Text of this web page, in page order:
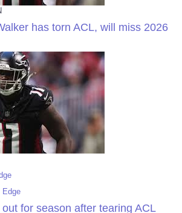
has torn ACL, will miss 2026
Edge
for season after tearing ACL